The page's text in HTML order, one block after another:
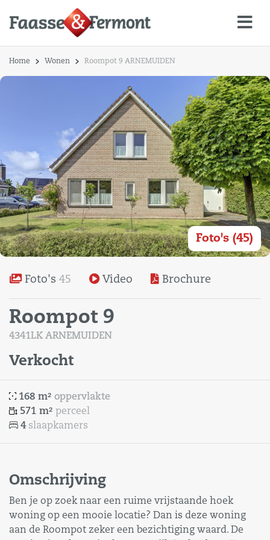
Home Wonen Roompot 9 ARNEMUIDEN
Foto's (45)
Foto's 45 Video Brochure
Roompot 9
4341LK ARNEMUIDEN
Verkocht
168 m² oppervlakte
571 m² perceel
4 slaapkamers
Omschrijving
Ben je op zoek naar een ruime vrijstaande hoek
woning op een mooie locatie? Dan is deze woning
aan de Roompot zeker een bezichtiging waard. De